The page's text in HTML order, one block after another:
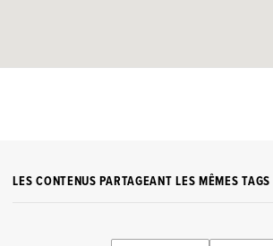
LES CONTENUS PARTAGEANT LES MÊMES TAGS